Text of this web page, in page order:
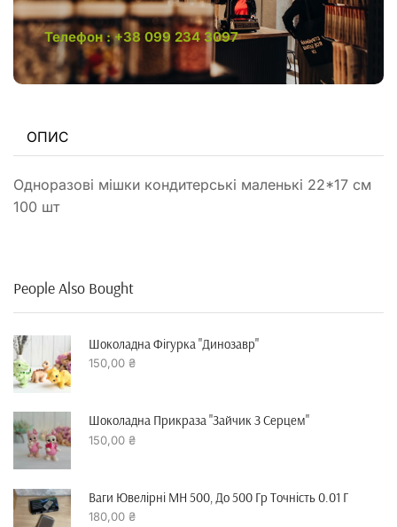
Телефон : +38 099 234 3097
ОПИС
Одноразові мішки кондитерські маленькі 22*17 см
100 шт
People Also Bought
Шоколадна Фігурка "динозавр"
150,00 ₴
Шоколадна Прикраза "зайчик З Серцем"
150,00 ₴
Ваги Ювелірні MH 500, До 500 Гр Точність 0.01 Г
180,00 ₴